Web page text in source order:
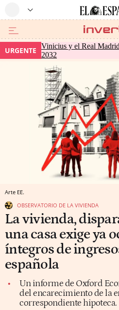
URGENTE
Vinicius y el Real
2032
Arte EE.
OBSERVATORIO DE LA VIVIENDA
La vivienda,
una casa exige ya
íntegros de
española
Un informe de Oxford
del encarecimiento de la
correspondiente hipoteca.